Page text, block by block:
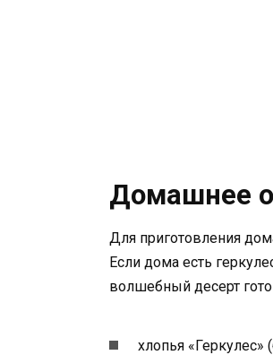
Домашнее
Для приготовления
Если дома есть
волшебный десерт
хлопья «Геркулес»